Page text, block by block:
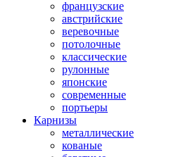
французские
австрийские
веревочные
потолочные
классические
рулонные
японские
современные
портьеры
Карнизы
металлические
кованые